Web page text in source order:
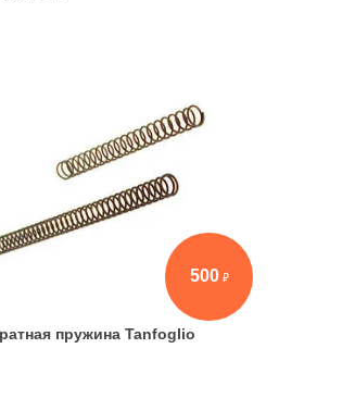
500
пружина Tanfoglio